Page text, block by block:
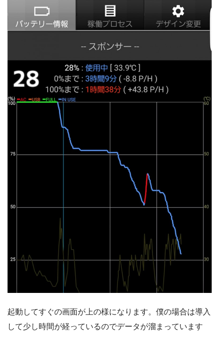
起動してすぐの画面が上の様になります。僕の場合は導入
して少し時間が経っているのでデータが溜まっています